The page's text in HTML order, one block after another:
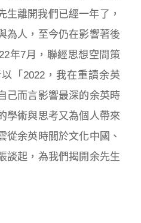
生離開我們已經一年了，
為人，至今仍在影響著後
年7月，聯經思想空間策
「2022，我在重讀余英
己而言影響最深的余英時
學術與思考又為個人帶來
從余英時關於文化中國、
談起，為我們揭開余先生